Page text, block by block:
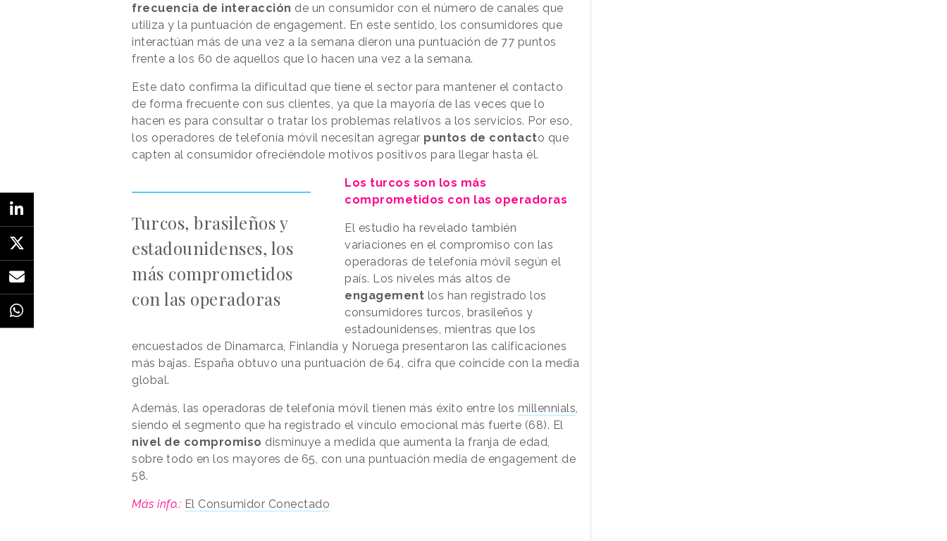
frecuencia de interacción de un consumidor con el número de canales que
utiliza y la puntuación de engagement. En este sentido, los consumidores que
interactúan más de una vez a la semana dieron una puntuación de 77 puntos
frente a los 60 de aquellos que lo hacen una vez a la semana.
Este dato confirma la dificultad que tiene el sector para mantener el contacto
de forma frecuente con sus clientes, ya que la mayoría de las veces que lo
hacen es para consultar o tratar los problemas relativos a los servicios. Por eso,
los operadores de telefonía móvil necesitan agregar puntos de contacto que
capten al consumidor ofreciéndole motivos positivos para llegar hasta él.
Turcos, brasileños y
estadounidenses, los
más comprometidos
con las operadoras
Los turcos son los más
comprometidos con las operadoras
El estudio ha revelado también
variaciones en el compromiso con las
operadoras de telefonía móvil según el
país. Los niveles más altos de
engagement los han registrado los
consumidores turcos, brasileños y
estadounidenses, mientras que los
encuestados de Dinamarca, Finlandia y Noruega presentaron las calificaciones
más bajas. España obtuvo una puntuación de 64, cifra que coincide con la media
global.
Además, las operadoras de telefonía móvil tienen más éxito entre los millennials
siendo el segmento que ha registrado el vínculo emocional más fuerte (68). El
nivel de compromiso disminuye a medida que aumenta la franja de edad,
sobre todo en los mayores de 65, con una puntuación media de engagement de
58.
Más info.: El Consumidor Conectado